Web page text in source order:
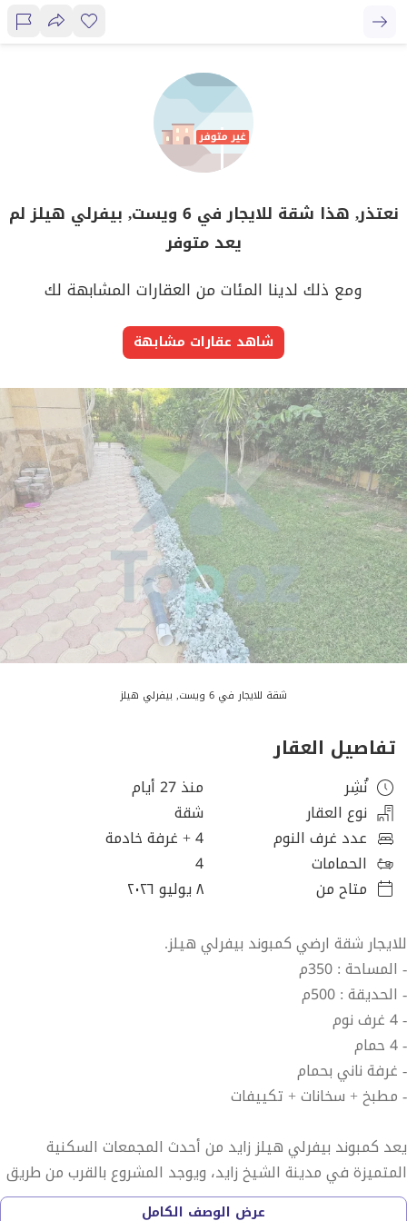
نعتذر, هذا شقة للايجار في 6 ويست, بيفرلي هيلز لم
يعد متوفر
ومع ذلك لدينا المئات من العقارات المشابهة لك
شاهد عقارات مشابهة
شقة للايجار في 6 ويست, بيفرلي هيلز
تفاصيل العقار
نُشِر
منذ 27 أيام
نوع العقار
شقة
عدد غرف النوم
4+ غرفة خادمة
الحمامات
4
متاح من
٨ يوليو ٢٠٢٦
للايجار شقة ارضي كمبوند بيفرلي هيلز.
- المساحة : 350م
- الحديقة : 500م
- 4 غرف نوم
- 4 حمام
- غرفة ناني بحمام
- مطبخ + سخانات + تكييفات
يعد كمبوند بيفرلي هيلز زايد من أحدث المجمعات السكنية
المتميزة في مدينة الشيخ زايد، ويوجد المشروع بالقرب من طريق
مصر إسكندرية الصحراوي ويمكن الوصول إليه عبر ممر 26 يوليو أو
عرض الوصف الكامل